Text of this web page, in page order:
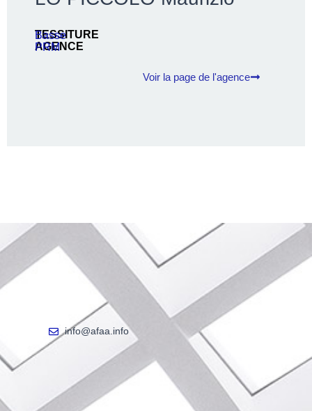
TESSITURE
Basse
AGENCE
PRM
Voir la page de l'agence
info@afaa.info